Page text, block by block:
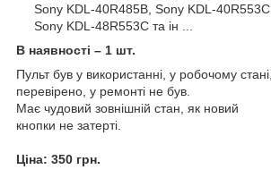
Sony KDL-40R485B, Sony KDL-40R553C,
Sony KDL-48R553C та ін ...
В наявності – 1 шт.
Пульт був у використанні, у робочому стані,
перевірено, у ремонті не був.
Має чудовий зовнішній стан, як новий
кнопки не затерті.
Ціна: 350 грн.